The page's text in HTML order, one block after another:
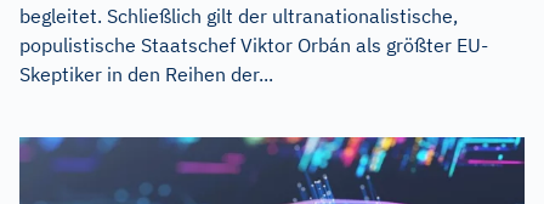
begleitet. Schließlich gilt der ultranationalistische,
populistische Staatschef Viktor Orbán als größter EU-
Skeptiker in den Reihen der...